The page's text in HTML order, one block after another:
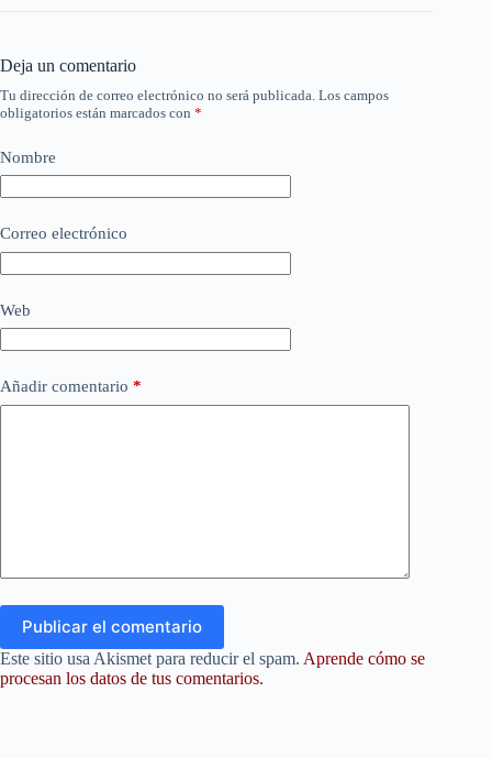
Deja un comentario
Tu dirección de correo electrónico no será publicada. Los campos
obligatorios están marcados con *
Nombre
Correo electrónico
Web
Añadir comentario *
Publicar el comentario
Este sitio usa Akismet para reducir el spam. Aprende cómo se
procesan los datos de tus comentarios.